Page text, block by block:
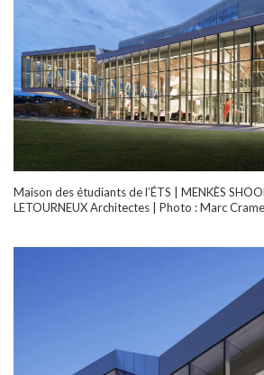
Maison des étudiants de l’ÉTS | MENKÈS
LETOURNEUX Architectes | Photo : Marc